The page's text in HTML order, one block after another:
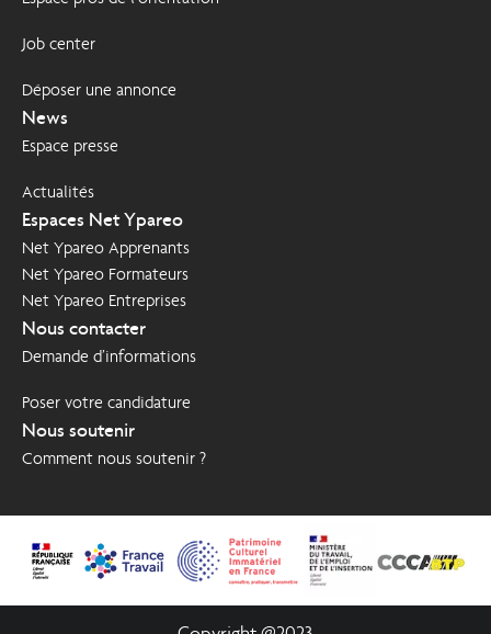
Job center
Déposer une annonce
News
Espace presse
Actualités
Espaces Net Ypareo
Net Ypareo Apprenants
Net Ypareo Formateurs
Net Ypareo Entreprises
Nous contacter
Demande d’informations
Poser votre candidature
Nous soutenir
Comment nous soutenir ?